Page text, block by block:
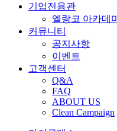
기업전용관
엘랑코 아카데미
커뮤니티
공지사항
이벤트
고객센터
Q&A
FAQ
ABOUT US
Clean Campaign